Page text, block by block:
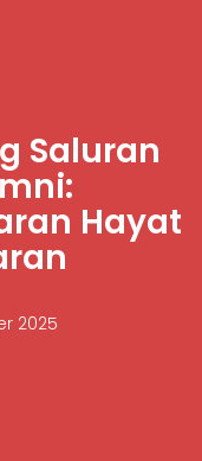
Saluran
Hayat
2025